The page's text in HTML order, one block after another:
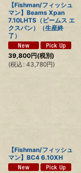
【Fishman/フィッシュ
マン】Beams Xpan
7.10LHTS（ビームス エ
クスパン）（生産終
了）
39,800円(税別)
(税込 : 43,780円)
【Fishman/フィッシュ
マン】BC4 6.10XH